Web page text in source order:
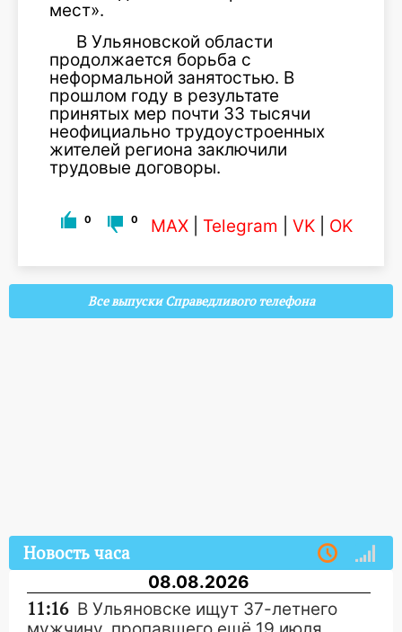
мест».
В Ульяновской области
продолжается борьба с
неформальной занятостью. В
прошлом году в результате
принятых мер почти 33 тысячи
неофициально трудоустроенных
жителей региона заключили
трудовые договоры.
0 0 MAX Telegram VK OK
Все выпуски Справедливого телефона
Новость часа
08.08.2026
11:16 В Ульяновске ищут 37-летнего